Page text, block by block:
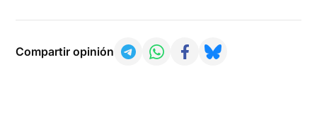
Compartir opinión